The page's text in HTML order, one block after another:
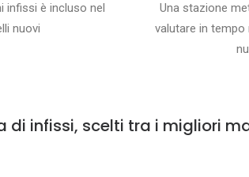
infissi è incluso nel
nuovi
Una stazione
valutare in tempo
infissi, scelti tra i migliori